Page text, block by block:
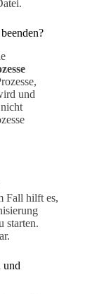
und
Fall hilft es,
starten.
und